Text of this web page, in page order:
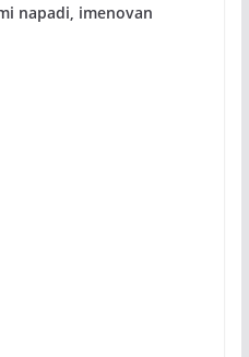
napadi, imenovan